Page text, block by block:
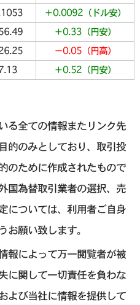
＋0.0092（ドル安）
＋0.33（円安）
－0.05（円高）
＋0.52（円安）
る全ての情報またリンク先
的のみとしており、取引投
のために作成されたもので
国為替取引業者の選択、売
については、利用者ご自身
お願い致します。
報によって万一閲覧者が被
に関して一切責任を負わな
よび当社に情報を提供して